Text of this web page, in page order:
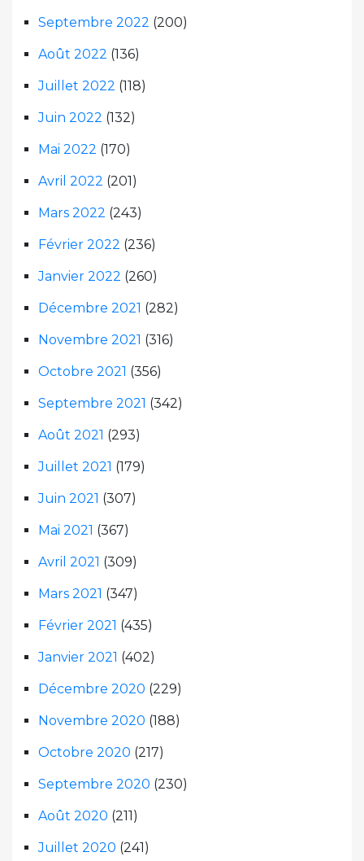
Septembre 2022 (200)
Août 2022 (136)
Juillet 2022 (118)
Juin 2022 (132)
Mai 2022 (170)
Avril 2022 (201)
Mars 2022 (243)
Février 2022 (236)
Janvier 2022 (260)
Décembre 2021 (282)
Novembre 2021 (316)
Octobre 2021 (356)
Septembre 2021 (342)
Août 2021 (293)
Juillet 2021 (179)
Juin 2021 (307)
Mai 2021 (367)
Avril 2021 (309)
Mars 2021 (347)
Février 2021 (435)
Janvier 2021 (402)
Décembre 2020 (229)
Novembre 2020 (188)
Octobre 2020 (217)
Septembre 2020 (230)
Août 2020 (211)
Juillet 2020 (241)